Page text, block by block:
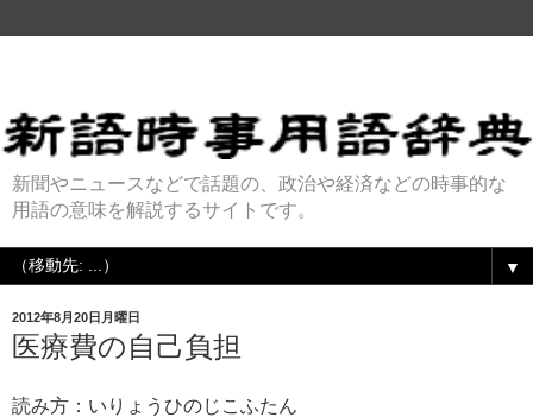
新聞やニュースなどで話題の、政治や経済などの時事的な
用語の意味を解説するサイトです。
▼
2012年8月20日月曜日
医療費の自己負担
読み方：いりょうひのじこふたん